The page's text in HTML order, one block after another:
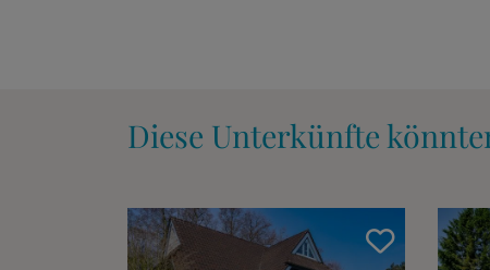
Diese Unterkünfte